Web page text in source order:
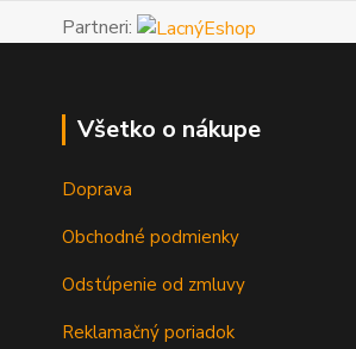
Partneri:
Všetko o nákupe
Doprava
Obchodné podmienky
Odstúpenie od zmluvy
Reklamačný poriadok